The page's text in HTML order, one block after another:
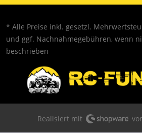
* Alle Preise inkl. gesetzl.
und ggf. Nachnahmegebühren, wenn
beschrieben
Realisiert mit